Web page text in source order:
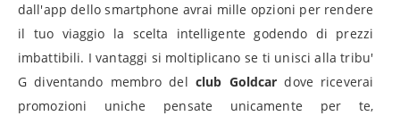
dall'app dello smartphone avrai mille opzioni per rendere
il tuo viaggio la scelta intelligente godendo di prezzi
imbattibili. I vantaggi si moltiplicano se ti unisci alla tribu'
G diventando membro del club Goldcar dove riceverai
promozioni uniche pensate unicamente per te,